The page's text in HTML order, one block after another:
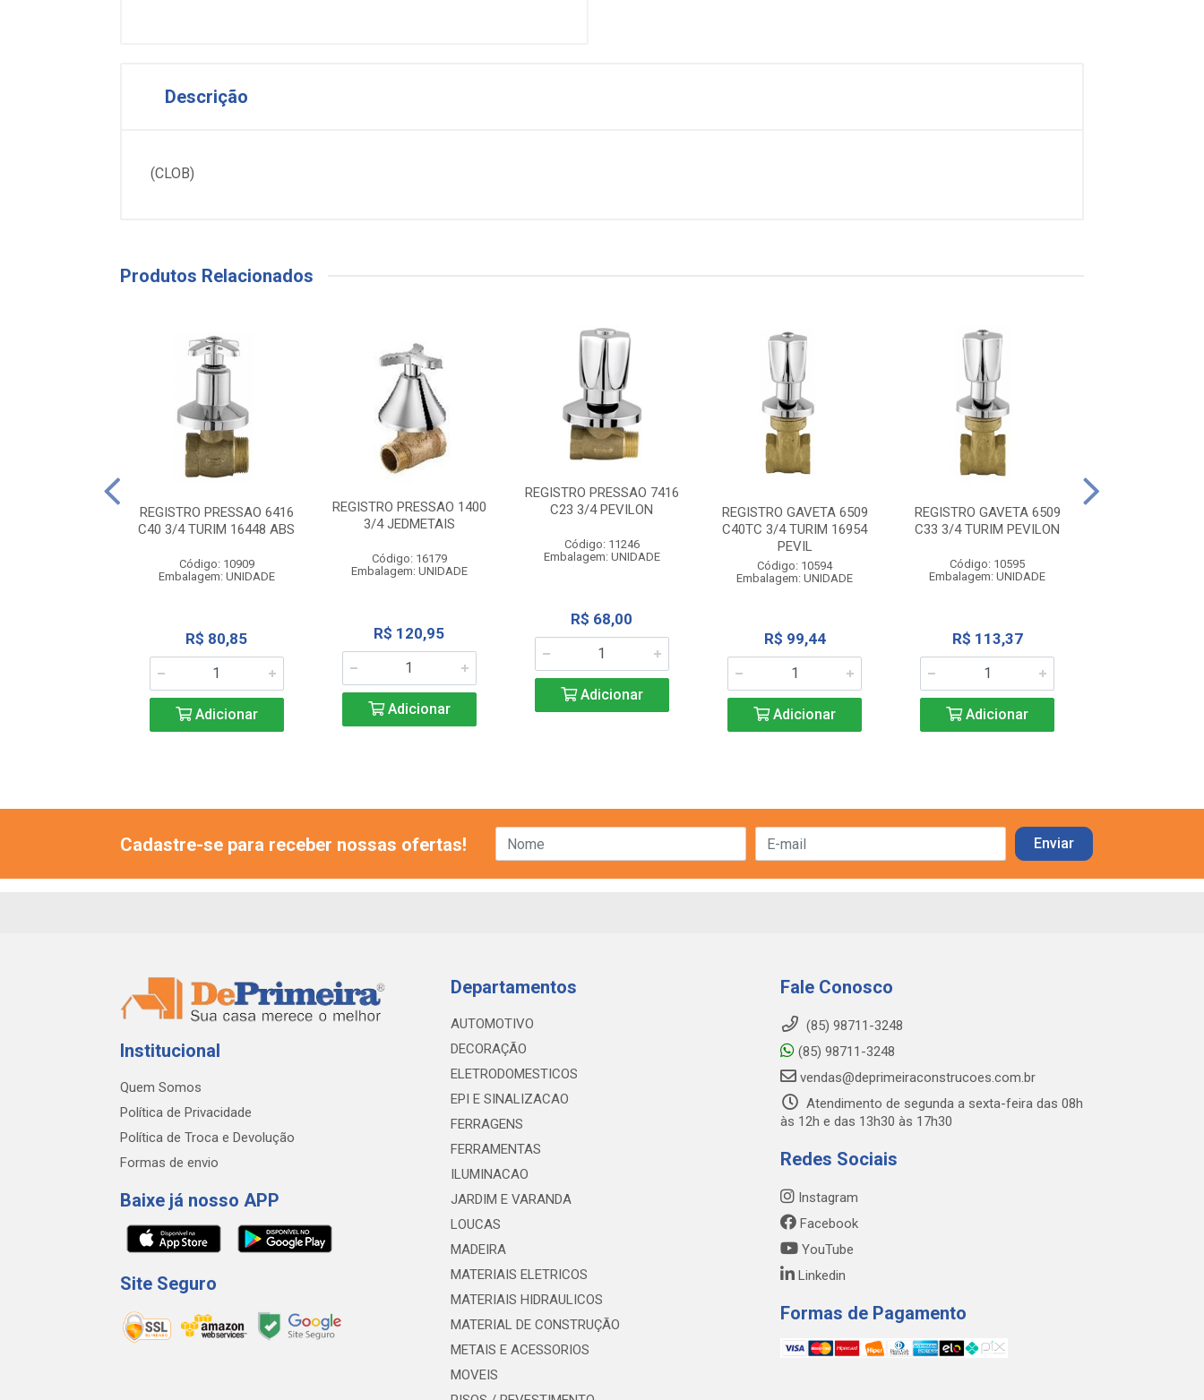
Descrição
(CLOB)
Produtos Relacionados
REGISTRO PRESSAO 6416
C40 3/4 TURIM 16448 ABS
Código: 10909
Embalagem: UNIDADE
R$ 80,85
Adicionar
REGISTRO PRESSAO 1400
3/4 JEDMETAIS
Código: 16179
Embalagem: UNIDADE
R$ 120,95
Adicionar
REGISTRO PRESSAO 7416
C23 3/4 PEVILON
Código: 11246
Embalagem: UNIDADE
R$ 68,00
Adicionar
REGISTRO GAVETA 6509
C40TC 3/4 TURIM 16954
PEVIL
Código: 10594
Embalagem: UNIDADE
R$ 99,44
Adicionar
REGISTRO GAVETA 6509
C33 3/4 TURIM PEVILON
Código: 10595
Embalagem: UNIDADE
R$ 113,37
Adicionar
Cadastre-se para receber nossas ofertas!
Institucional
Quem Somos
Política de Privacidade
Política de Troca e Devolução
Formas de envio
Baixe já nosso APP
Site Seguro
Departamentos
AUTOMOTIVO
DECORAÇÃO
ELETRODOMESTICOS
EPI E SINALIZACAO
FERRAGENS
FERRAMENTAS
ILUMINACAO
JARDIM E VARANDA
LOUCAS
MADEIRA
MATERIAIS ELETRICOS
MATERIAIS HIDRAULICOS
MATERIAL DE CONSTRUÇÃO
METAIS E ACESSORIOS
MOVEIS
Fale Conosco
(85) 98711-3248
(85) 98711-3248
vendas@deprimeiraconstrucoes.com.br
Atendimento de segunda a sexta-feira das 08h
às 12h e das 13h30 às 17h30
Redes Sociais
Instagram
Facebook
YouTube
Linkedin
Formas de Pagamento